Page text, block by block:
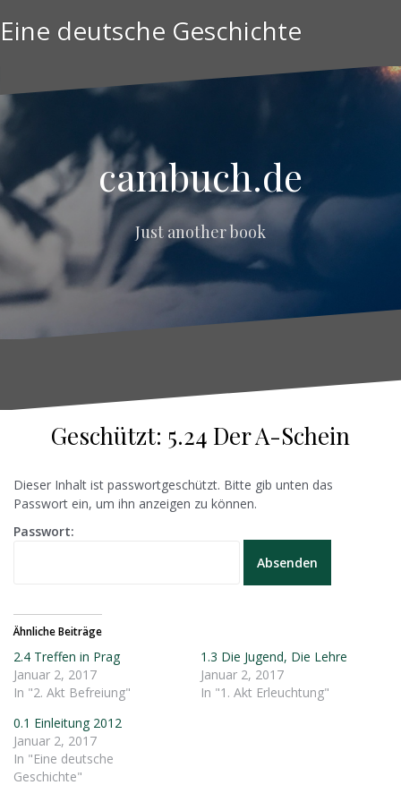
Inhalt
springen
Eine deutsche Geschichte
cambuch.de
Just another book
Geschützt: 5.24 Der A-Schein
Dieser Inhalt ist passwortgeschützt. Bitte gib unten das
Passwort ein, um ihn anzeigen zu können.
Passwort:
Ähnliche Beiträge
2.4 Treffen in Prag
Januar 2, 2017
In "2. Akt Befreiung"
1.3 Die Jugend, Die Lehre
Januar 2, 2017
In "1. Akt Erleuchtung"
0.1 Einleitung 2012
Januar 2, 2017
In "Eine deutsche
Geschichte"